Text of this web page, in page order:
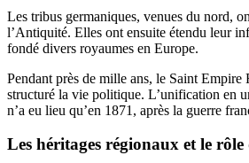
Les tribus germaniques, venues du nord,
l’Antiquité. Elles ont ensuite étendu leur
fondé divers royaumes en Europe.
Pendant près de mille ans, le Saint Empire
structuré la vie politique. L’unification en
n’a eu lieu qu’en 1871, après la guerre
Les héritages régionaux et le